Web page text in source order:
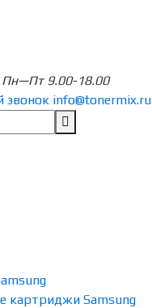
Пн—Пт 9.00-18.00
звонок info@tonermix.ru
картриджи Samsung